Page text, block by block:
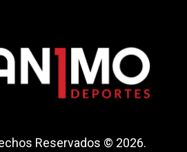
Reservados © 2026.